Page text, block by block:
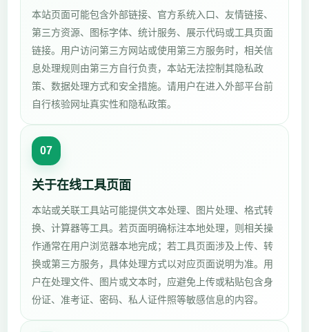
本站页面可能包含外部链接、官方系统入口、友情链接、
第三方资源、图标字体、统计服务、展示代码或工具页面
链接。用户访问第三方网站或使用第三方服务时，相关信
息处理规则由第三方自行负责，本站无法控制其隐私政
策、数据处理方式和安全措施。请用户在进入外部平台前
自行核验网址真实性和隐私政策。
07
关于在线工具页面
本站或关联工具站可能提供文本处理、图片处理、格式转
换、计算器等工具。若页面明确标注本地处理，则相关操
作通常在用户浏览器本地完成；若工具页面涉及上传、转
换或第三方服务，具体处理方式以对应页面说明为准。用
户在处理文件、图片或文本时，应避免上传或粘贴包含身
份证、准考证、密码、私人证件照等敏感信息的内容。